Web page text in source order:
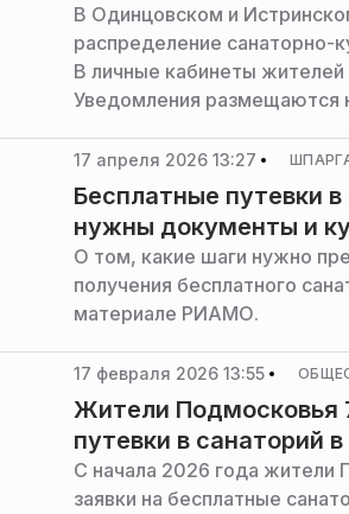
В Одинцовском и
распределение санаторно-
В личные кабинеты
Уведомления размещаются
области.
17 апреля 2026 13:27
Бесплатные путевки
нужны документы и
О том, какие шаги нужно
получения бесплатного
материале РИАМО.
17 февраля 2026 13:55
Жители Подмосковья
путевки в санаторий в
С начала 2026 года жители
заявки на бесплатные